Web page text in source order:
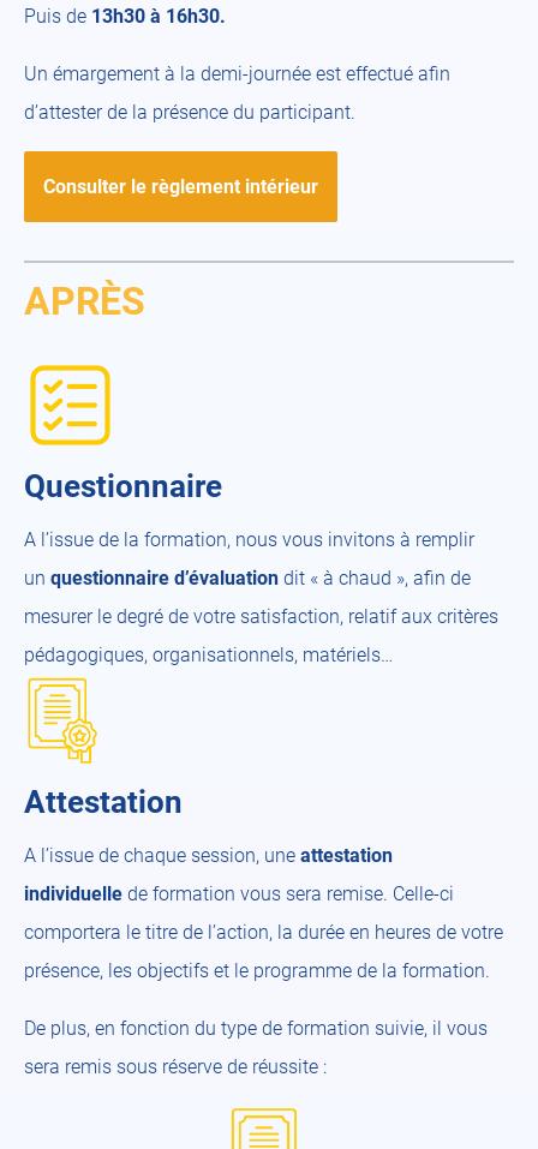
Puis de 13h30 à 16h30.
Un émargement à la demi-journée est effectué afin
d’attester de la présence du participant.
Consulter le règlement intérieur
APRÈS
Questionnaire
A l’issue de la formation, nous vous invitons à remplir
un questionnaire d’évaluation dit « à chaud », afin de
mesurer le degré de votre satisfaction, relatif aux critères
pédagogiques, organisationnels, matériels…
Attestation
A l’issue de chaque session, une attestation
individuelle de formation vous sera remise. Celle-ci
comportera le titre de l’action, la durée en heures de votre
présence, les objectifs et le programme de la formation.
De plus, en fonction du type de formation suivie, il vous
sera remis sous réserve de réussite :